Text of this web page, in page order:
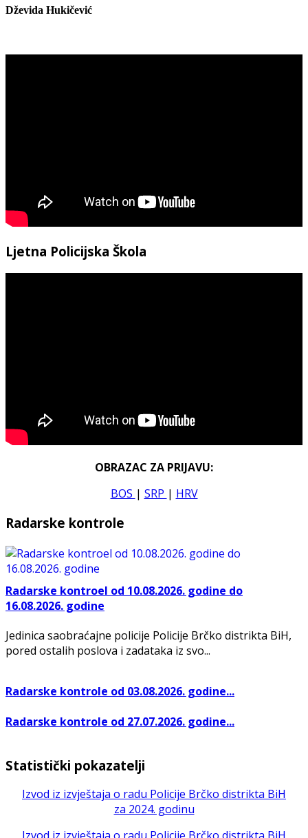
Dževida Hukičević
Ljetna Policijska Škola
OBRAZAC ZA PRIJAVU:
BOS | SRP | HRV
Radarske kontrole
Radarske kontroel od 10.08.2026. godine do
16.08.2026. godine
Jedinica saobraćajne policije Policije Brčko distrikta BiH,
pored ostalih poslova i zadataka iz svo...
Radarske kontrole od 03.08.2026. godine...
Radarske kontrole od 27.07.2026. godine...
Statistički pokazatelji
Izvod iz izvještaja o radu Policije Brčko distrikta BiH
za 2024. godinu